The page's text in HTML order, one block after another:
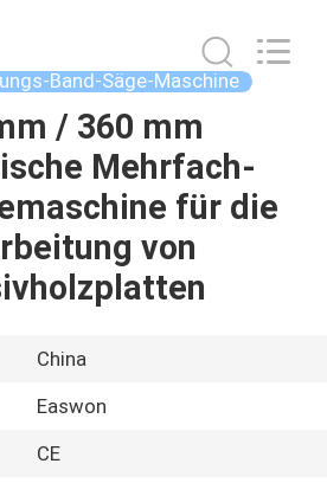
Band-Säge-Maschine
/ 360 mm
Mehrfach-
für die
von
China
Easwon
CE